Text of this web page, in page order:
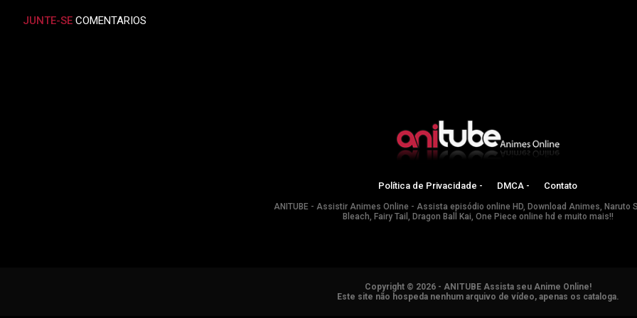
JUNTE-SE COMENTARIOS
Política de Privacidade - DMCA - Contato
ANITUBE - Assistir Animes Online - Assista episódio online HD, Download Animes, Naruto
Bleach, Fairy Tail, Dragon Ball Kai, One Piece online hd e muito mais!!
Copyright © 2026 - ANITUBE Assista seu Anime Online!
Este site não hospeda nenhum arquivo de vídeo, apenas os cataloga.